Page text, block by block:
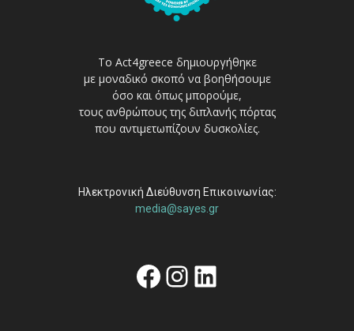
Το Act4greece δημιουργήθηκε
με μοναδικό σκοπό να βοηθήσουμε
όσο και όπως μπορούμε,
τους ανθρώπους της διπλανής πόρτας
που αντιμετωπίζουν δυσκολίες.
Ηλεκτρονική Διεύθυνση Επικοινωνίας:
media@sayes.gr
Facebook
Instagram
Linkedin